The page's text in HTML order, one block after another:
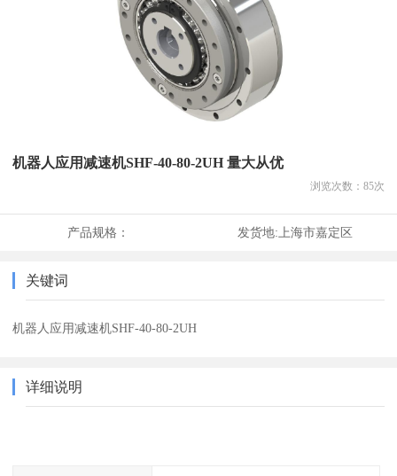
机器人应用减速机SHF-40-80-2UH 量大从优
浏览次数： 85次
产品规格： 发货地: 上海市嘉定区
关键词
机器人应用减速机SHF-40-80-2UH
详细说明